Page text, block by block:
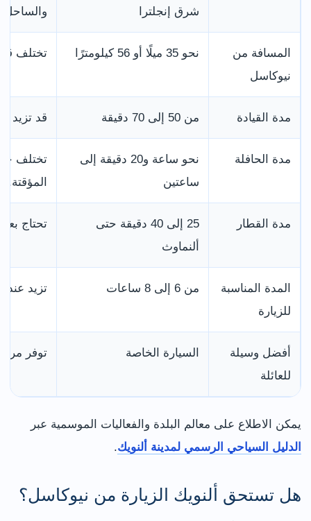
شرق إنجلترا
والساحل.
المسافة من
نيوكاسل
نحو 35 ميلًا أو 56 كيلومترًا تختلف
مدة القيادة من 50 إلى 70 دقيقة قد تزيد
مدة الحافلة
نحو ساعة و20 دقيقة إلى
ساعتين
تختلف
المؤقتة.
مدة القطار
25 إلى 40 دقيقة حتى
ألنماوث
تحتاج
المدة المناسبة
للزيارة
من 6 إلى 8 ساعات تزيد عند
أفضل وسيلة
للعائلة
السيارة الخاصة توفر
يمكن الاطلاع على معالم البلدة والفعاليات الموسمية عبر
الدليل السياحي الرسمي لمدينة ألنويك.
هل تستحق ألنويك الزيارة من نيوكاسل؟